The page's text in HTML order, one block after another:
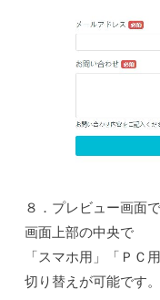
８．プレビュー画面で
画面上部の中央で
「スマホ用」「ＰＣ
切り替えが可能です。